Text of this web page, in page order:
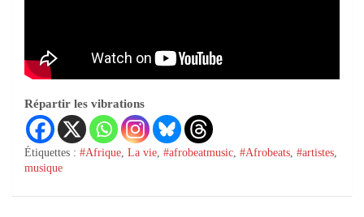
Répartir les vibrations
Étiquettes : #Afrique, La vie, #afrobeatmusic, #Afrobeats, #artistes,
musique